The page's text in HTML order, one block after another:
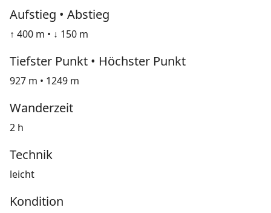
Aufstieg • Abstieg
↑ 400 m • ↓ 150 m
Tiefster Punkt • Höchster Punkt
927 m • 1249 m
Wanderzeit
2 h
Technik
leicht
Kondition